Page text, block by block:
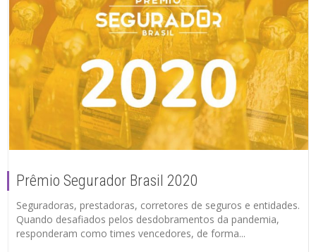
Prêmio Segurador Brasil 2020
Seguradoras, prestadoras, corretores de seguros e entidades.
Quando desafiados pelos desdobramentos da pandemia,
responderam como times vencedores, de forma...